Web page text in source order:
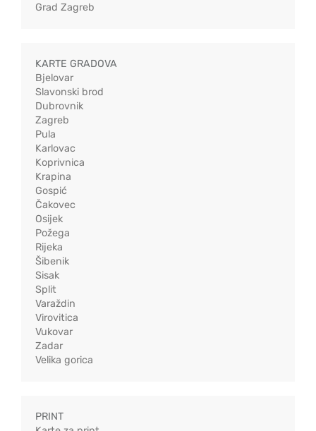
Grad Zagreb
KARTE GRADOVA
Bjelovar
Slavonski brod
Dubrovnik
Zagreb
Pula
Karlovac
Koprivnica
Krapina
Gospić
Čakovec
Osijek
Požega
Rijeka
Šibenik
Sisak
Split
Varaždin
Virovitica
Vukovar
Zadar
Velika gorica
PRINT